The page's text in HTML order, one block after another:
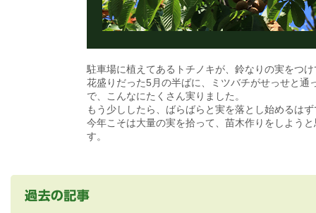
駐車場に植えてあるトチノキが、鈴なりの実をつ
花盛りだった5月の半ばに、ミツバチがせっせと通
で、こんなにたくさん実りました。
もう少ししたら、ばらばらと実を落とし始めるは
今年こそは大量の実を拾って、苗木作りをしよう
す。